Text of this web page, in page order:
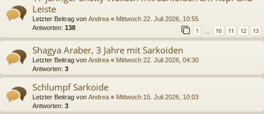
Leiste
Letzter Beitrag von Andrea « Mittwoch 22. Juli 2026, 10:55
Antworten: 138 1 10 11 12 13
Shagya Araber, 3 Jahre mit Sarkoiden
Letzter Beitrag von Andrea « Mittwoch 22. Juli 2026, 04:30
Antworten: 3
Schlumpf Sarkoide
Letzter Beitrag von Andrea « Mittwoch 15. Juli 2026, 10:03
Antworten: 3